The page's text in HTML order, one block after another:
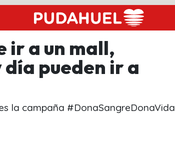
ir a un mall,
pueden ir a
la campaña #DonaSangreDonaVida